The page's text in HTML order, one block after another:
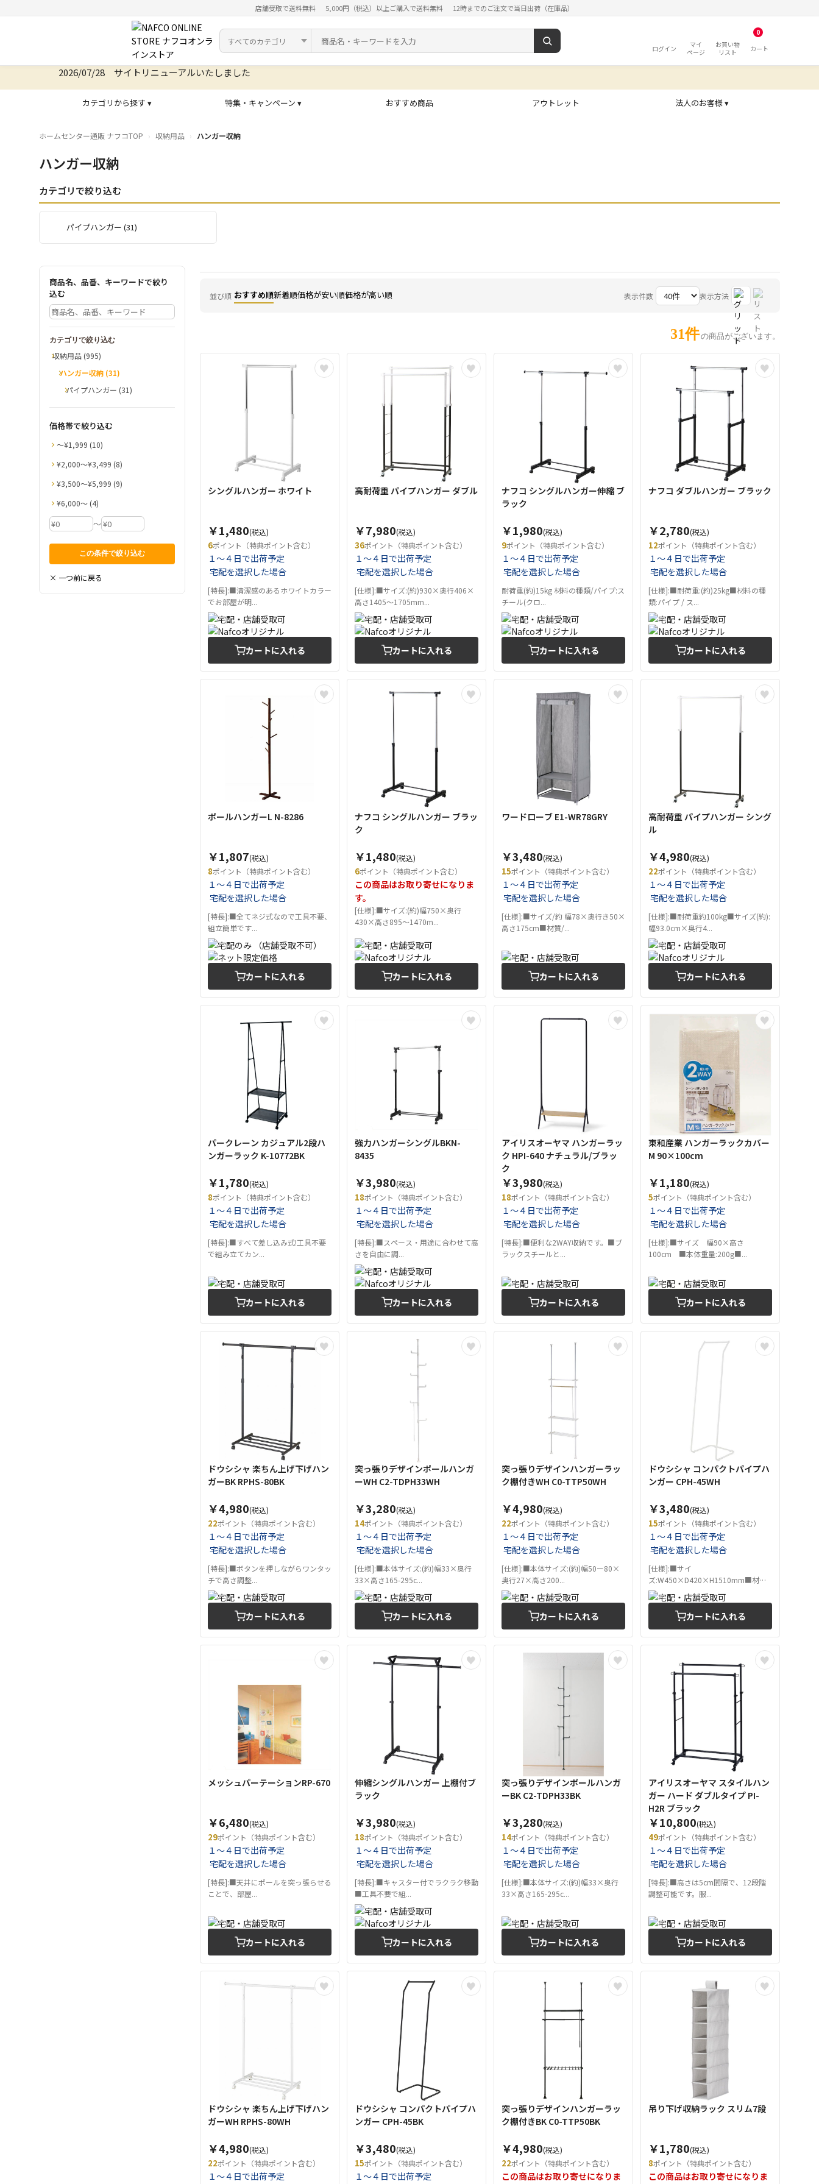
店舗受取で送料無料 5,000円（税込）以上ご購入で送料無料 12時までのご注文で当日出荷（在庫品）
カテゴリ
検索キーワード
ログイン
マイ
ページ
お買い物
リスト
0
カート
2026/07/28 サイトリニューアルいたしました
カテゴリから探す ▾ 特集・キャンペーン ▾ おすすめ商品 アウトレット 法人のお客様 ▾
ホームセンター通販 ナフコTOP 収納用品 ハンガー収納
ハンガー収納
カテゴリで絞り込む
パイプハンガー (31)
商品名、品番、キーワードで絞り
込む
カテゴリで絞り込む
収納用品 (995)
ハンガー収納 (31)
パイプハンガー (31)
価格帯で絞り込む
〜¥1,999 (10)
¥2,000〜¥3,499 (8)
¥3,500〜¥5,999 (9)
¥6,000〜 (4)
～
× 一つ前に戻る
並び順 おすすめ順新着順価格が安い順価格が高い順 表示件数 表示方法
31件の商品がございます。
シングルハンガー ホワイト
￥1,480(税込)
6ポイント（特典ポイント含む）
１～４日で出荷予定
宅配を選択した場合
[特長]:■清潔感のあるホワイトカラー
でお部屋が明...
カートに入れる
高耐荷重 パイプハンガー ダブル
￥7,980(税込)
36ポイント（特典ポイント含む）
１～４日で出荷予定
宅配を選択した場合
[仕様]:■サイズ:(約)930×奥行406×
高さ1405〜1705mm...
カートに入れる
ナフコ シングルハンガー伸縮 ブ
ラック
￥1,980(税込)
9ポイント（特典ポイント含む）
１～４日で出荷予定
宅配を選択した場合
耐荷重(約)15kg 材料の種類/パイプ:ス
チール(クロ...
カートに入れる
ナフコ ダブルハンガー ブラック
￥2,780(税込)
12ポイント（特典ポイント含む）
１～４日で出荷予定
宅配を選択した場合
[仕様]:■耐荷重:(約)25kg■材料の種
類:パイプ / ス...
カートに入れる
ポールハンガーL N-8286
￥1,807(税込)
8ポイント（特典ポイント含む）
１～４日で出荷予定
宅配を選択した場合
[特長]:■全てネジ式なので工具不要、
組立簡単です...
カートに入れる
ナフコ シングルハンガー ブラッ
ク
￥1,480(税込)
6ポイント（特典ポイント含む）
この商品はお取り寄せになりま
す。
[仕様]:■サイズ:(約)幅750×奥行
430×高さ895〜1470m...
カートに入れる
ワードローブ E1-WR78GRY
￥3,480(税込)
15ポイント（特典ポイント含む）
１～４日で出荷予定
宅配を選択した場合
[仕様]:■サイズ/約 幅78×奥行き50×
高さ175cm■材質/...
カートに入れる
高耐荷重 パイプハンガー シング
ル
￥4,980(税込)
22ポイント（特典ポイント含む）
１～４日で出荷予定
宅配を選択した場合
[仕様]:■耐荷重約100kg■サイズ(約):
幅93.0cm×奥行4...
カートに入れる
パークレーン カジュアル2段ハ
ンガーラック K-10772BK
￥1,780(税込)
8ポイント（特典ポイント含む）
１～４日で出荷予定
宅配を選択した場合
[特長]:■すべて差し込み式!工具不要
で組み立てカン...
カートに入れる
強力ハンガーシングルBKN-
8435
￥3,980(税込)
18ポイント（特典ポイント含む）
１～４日で出荷予定
宅配を選択した場合
[特長]:■スペース・用途に合わせて高
さを自由に調...
カートに入れる
アイリスオーヤマ ハンガーラッ
ク HPI-640 ナチュラル/ブラッ
ク
￥3,980(税込)
18ポイント（特典ポイント含む）
１～４日で出荷予定
宅配を選択した場合
[特長]:■便利な2WAY収納です。■ブ
ラックスチールと...
カートに入れる
東和産業 ハンガーラックカバー
M 90×100cm
￥1,180(税込)
5ポイント（特典ポイント含む）
１～４日で出荷予定
宅配を選択した場合
[仕様]:■サイズ 幅90×高さ
100cm ■本体重量:200g■...
カートに入れる
ドウシシャ 楽ちん上げ下げハン
ガーBK RPHS-80BK
￥4,980(税込)
22ポイント（特典ポイント含む）
１～４日で出荷予定
宅配を選択した場合
[特長]:■ボタンを押しながらワンタッ
チで高さ調整...
カートに入れる
突っ張りデザインポールハンガ
ーWH C2-TDPH33WH
￥3,280(税込)
14ポイント（特典ポイント含む）
１～４日で出荷予定
宅配を選択した場合
[仕様]:■本体サイズ:(約)幅33×奥行
33×高さ165-295c...
カートに入れる
突っ張りデザインハンガーラッ
ク棚付きWH C0-TTP50WH
￥4,980(税込)
22ポイント（特典ポイント含む）
１～４日で出荷予定
宅配を選択した場合
[仕様]:■本体サイズ:(約)幅50ー80×
奥行27×高さ200...
カートに入れる
ドウシシャ コンパクトパイプハ
ンガー CPH-45WH
￥3,480(税込)
15ポイント（特典ポイント含む）
１～４日で出荷予定
宅配を選択した場合
[仕様]:■サイ
ズ:W450×D420×H1510mm■材質:
スチール■...
カートに入れる
メッシュパーテーションRP-670
￥6,480(税込)
29ポイント（特典ポイント含む）
１～４日で出荷予定
宅配を選択した場合
[特長]:■天井にポールを突っ張らせる
ことで、部屋...
カートに入れる
伸縮シングルハンガー 上棚付ブ
ラック
￥3,980(税込)
18ポイント（特典ポイント含む）
１～４日で出荷予定
宅配を選択した場合
[特長]:■キャスター付でラクラク移動
■工具不要で組...
カートに入れる
突っ張りデザインポールハンガ
ーBK C2-TDPH33BK
￥3,280(税込)
14ポイント（特典ポイント含む）
１～４日で出荷予定
宅配を選択した場合
[仕様]:■本体サイズ:(約)幅33×奥行
33×高さ165-295c...
カートに入れる
アイリスオーヤマ スタイルハン
ガー ハード ダブルタイプ PI-
H2R ブラック
￥10,800(税込)
49ポイント（特典ポイント含む）
１～４日で出荷予定
宅配を選択した場合
[特長]:■高さは5cm間隔で、12段階
調整可能です。服...
カートに入れる
ドウシシャ 楽ちん上げ下げハン
ガーWH RPHS-80WH
￥4,980(税込)
22ポイント（特典ポイント含む）
１～４日で出荷予定
ドウシシャ コンパクトパイプハ
ンガー CPH-45BK
￥3,480(税込)
15ポイント（特典ポイント含む）
１～４日で出荷予定
突っ張りデザインハンガーラッ
ク棚付きBK C0-TTP50BK
￥4,980(税込)
22ポイント（特典ポイント含む）
この商品はお取り寄せになりま
吊り下げ収納ラック スリム7段
￥1,780(税込)
8ポイント（特典ポイント含む）
この商品はお取り寄せになりま